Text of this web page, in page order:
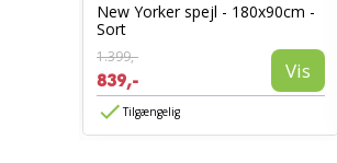
New Yorker spejl - 180x90cm -
Sort
1.399,-
839,- Vis
Tilgængelig